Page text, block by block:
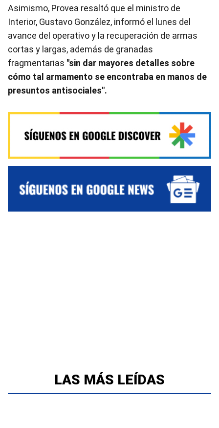
Asimismo, Provea resaltó que el ministro de
Interior, Gustavo González, informó el lunes del
avance del operativo y la recuperación de armas
cortas y largas, además de granadas
fragmentarias "sin dar mayores detalles sobre
cómo tal armamento se encontraba en manos de
presuntos antisociales".
LAS MÁS LEÍDAS